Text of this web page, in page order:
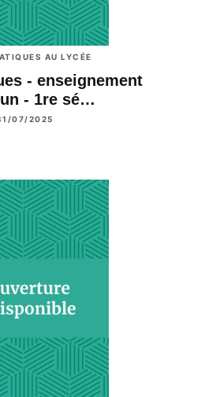
AU LYCÉE
- enseignement
- 1re sé…
07/2025